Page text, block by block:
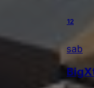
12
sab